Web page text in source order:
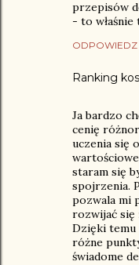
przepisów
- to
ODPOWIEDZ
Ranking
Ja bardzo
cenię
uczenia się
staram się
spojrzenia.
pozwala mi
rozwijać się
Dzięki temu
różne
świadome